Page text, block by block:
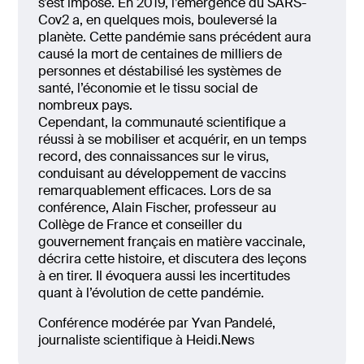
Cov2 a, en quelques mois, bouleversé la
planète. Cette pandémie sans précédent aura
causé la mort de centaines de milliers de
personnes et déstabilisé les systèmes de
santé, l’économie et le tissu social de
nombreux pays.
Cependant, la communauté scientifique a
réussi à se mobiliser et acquérir, en un temps
record, des connaissances sur le virus,
conduisant au développement de vaccins
remarquablement efficaces. Lors de sa
conférence, Alain Fischer, professeur au
Collège de France et conseiller du
gouvernement français en matière vaccinale,
décrira cette histoire, et discutera des leçons
à en tirer. Il évoquera aussi les incertitudes
quant à l’évolution de cette pandémie.
Conférence modérée par Yvan Pandelé,
journaliste scientifique à Heidi.News